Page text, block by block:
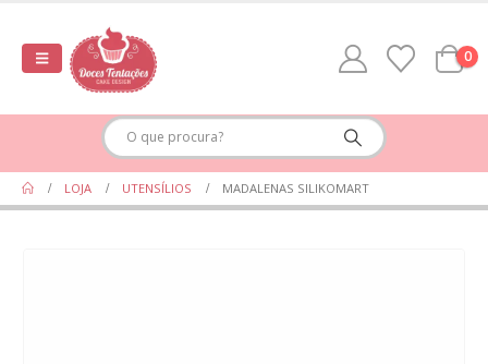
0
LOJA UTENSÍLIOS MADALENAS SILIKOMART